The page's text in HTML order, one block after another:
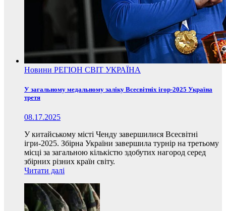
Новини РЕГІОН СВІТ УКРАЇНА
У загальному медальному заліку Всесвітніх ігор-2025 Україна
третя
08.17.2025
У китайському місті Ченду завершилися Всесвітні
ігри-2025. Збірна України завершила турнір на третьому
місці за загальною кількістю здобутих нагород серед
збірних різних країн світу.
Читати далі